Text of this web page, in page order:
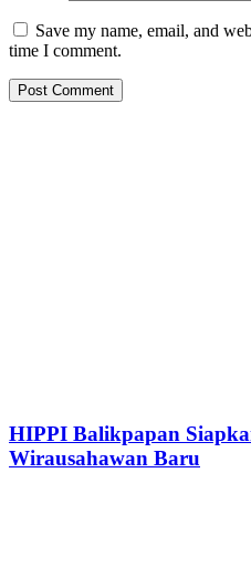
Save my name, email, and
time I comment.
HIPPI Balikpapan
Wirausahawan Baru